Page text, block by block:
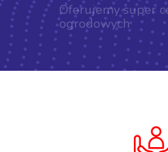
Oferujemy super ceny
ogrodowych